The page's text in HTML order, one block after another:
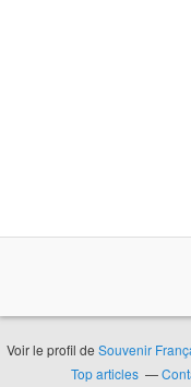
Voir le profil de Souvenir
Top articles